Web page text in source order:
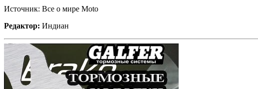
Источник: Все о мире Moto
Редактор: Индиан